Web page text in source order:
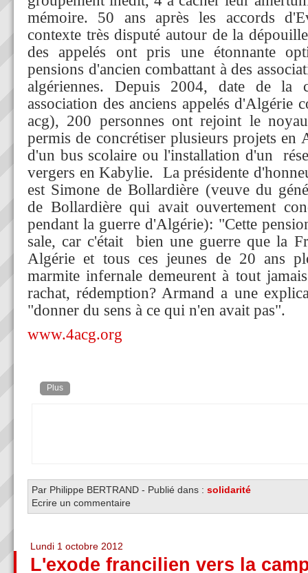
mémoire. 50 ans après les accords
contexte très disputé autour de la
des appelés ont pris une étonnante
pensions d'ancien combattant à des
algériennes. Depuis 2004, date de la
association des anciens appelés d'Algérie
acg), 200 personnes ont rejoint le
permis de concrétiser plusieurs projets en
d'un bus scolaire ou l'installation d'un
vergers en Kabylie. La présidente
est Simone de Bollardière (veuve du
de Bollardière qui avait ouvertement
pendant la guerre d'Algérie): "Cette
sale, car c'était bien une guerre que la
Algérie et tous ces jeunes de 20 ans
marmite infernale demeurent à tout
rachat, rédemption? Armand a une
"donner du sens à ce qui n'en avait pas".
www.4acg.org
Plus
Par Philippe BERTRAND - Publié dans : solidarité
Ecrire un commentaire
Lundi 1 octobre 2012
L'exode francilien vers la